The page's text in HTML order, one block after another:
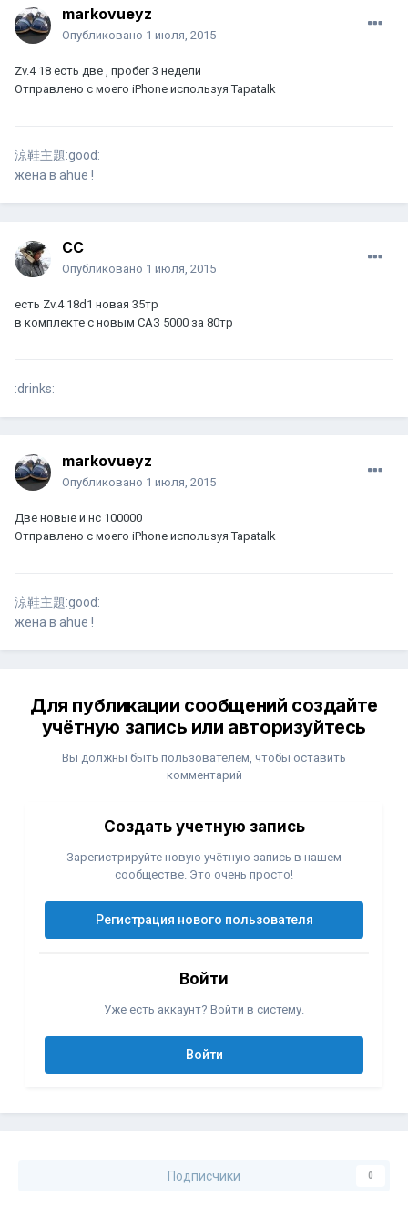
markovueyz
Опубликовано 1 июля, 2015
Zv.4 18 есть две , пробег 3 недели
Отправлено с моего iPhone используя Tapatalk
涼鞋主題:good:
жена в ahue !
СС
Опубликовано 1 июля, 2015
есть Zv.4 18d1 новая 35тр
в комплекте с новым САЗ 5000 за 80тр
:drinks:
markovueyz
Опубликовано 1 июля, 2015
Две новые и нс 100000
Отправлено с моего iPhone используя Tapatalk
涼鞋主題:good:
жена в ahue !
Для публикации сообщений создайте
учётную запись или авторизуйтесь
Вы должны быть пользователем, чтобы оставить
комментарий
Создать учетную запись
Зарегистрируйте новую учётную запись в нашем
сообществе. Это очень просто!
Регистрация нового пользователя
Войти
Уже есть аккаунт? Войти в систему.
Войти
Подписчики 0